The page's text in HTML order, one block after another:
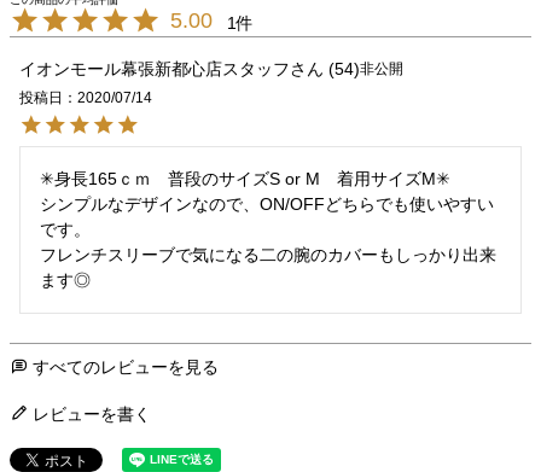
5.00 1
イオンモール幕張新都心店スタッフ 54 非公開
投稿日
2020/07/14
✳︎身長165ｃｍ　普段のサイズS or M　着用サイズM✳︎
シンプルなデザインなので、ON/OFFどちらでも使いやすい
です。
フレンチスリーブで気になる二の腕のカバーもしっかり出来
ます◎
すべてのレビューを見る
レビューを書く